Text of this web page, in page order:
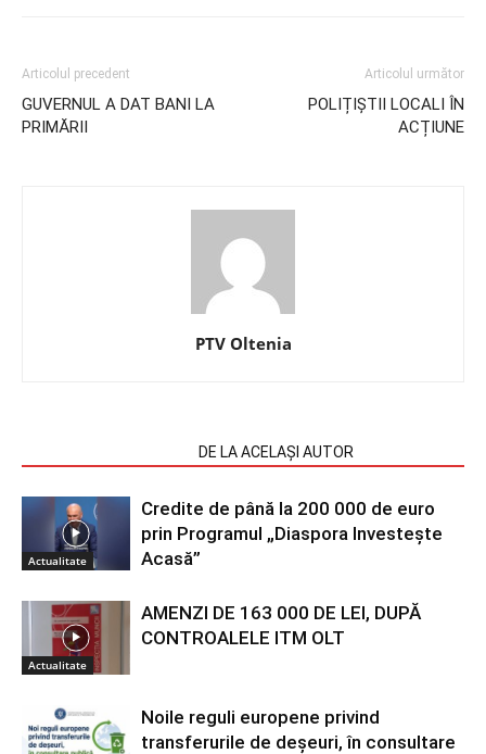
Articolul precedent
GUVERNUL A DAT BANI LA
PRIMĂRII
Articolul următor
POLIȚIȘTII LOCALI ÎN
ACȚIUNE
PTV Oltenia
DE LA ACELAȘI AUTOR
Actualitate
Credite de până la 200 000 de euro
prin Programul „Diaspora Investește
Acasă”
Actualitate
AMENZI DE 163 000 DE LEI, DUPĂ
CONTROALELE ITM OLT
Noile reguli europene privind
transferurile de deșeuri, în consultare